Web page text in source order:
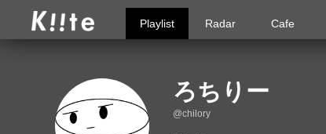
Playlist Radar Cafe
ろちりー
@chilory